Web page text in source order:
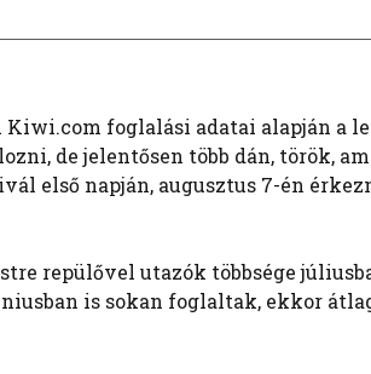
foglalási adatai alapján a
de jelentősen több dán, török,
első napján, augusztus 7-én
repülővel utazók többsége
is sokan foglaltak, ekkor